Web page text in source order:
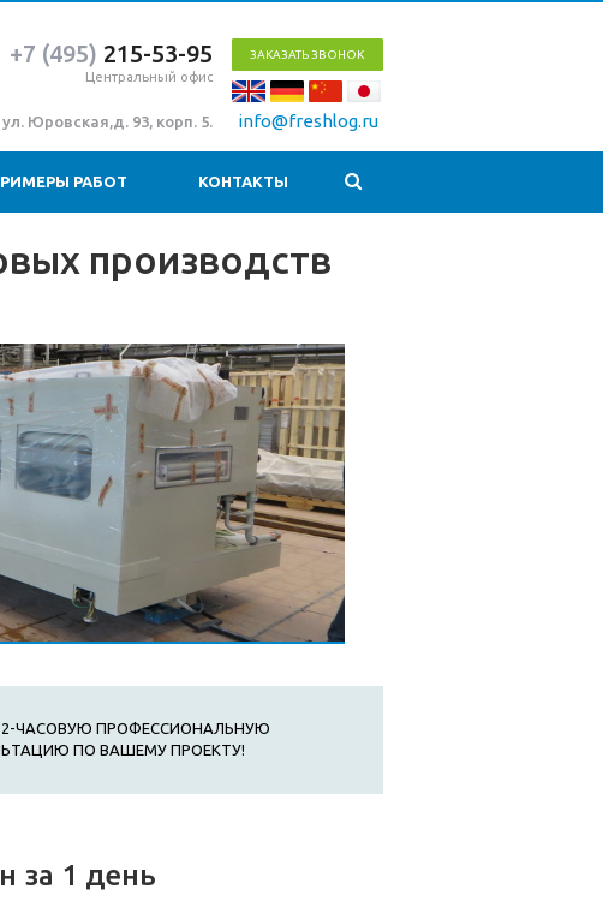
ЗАКАЗАТЬ ЗВОНОК
info@freshlog.ru
+7 (495) 215-53-95
Центральный офис
Юровская,д. 93, корп. 5.
РАБОТ КОНТАКТЫ
производств
ЧАСОВУЮ ПРОФЕССИОНАЛЬНУЮ
ПО ВАШЕМУ ПРОЕКТУ!
за 1 день